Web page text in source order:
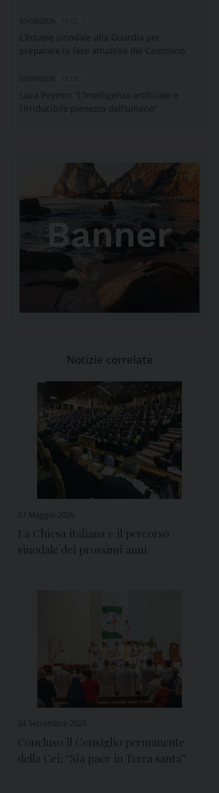
03/08/2026
L’équipe sinodale alla Guardia per
preparare la fase attuativa del Cammino
02/08/2026
Luca Peyron: “L’Intelligenza artificiale e
l’irriducibile pienezza dell’umano”
Notizie correlate
27 Maggio 2026
La Chiesa italiana e il percorso
sinodale dei prossimi anni
24 Settembre 2025
Concluso il Consiglio permanente
della Cei: “Sia pace in Terra santa”